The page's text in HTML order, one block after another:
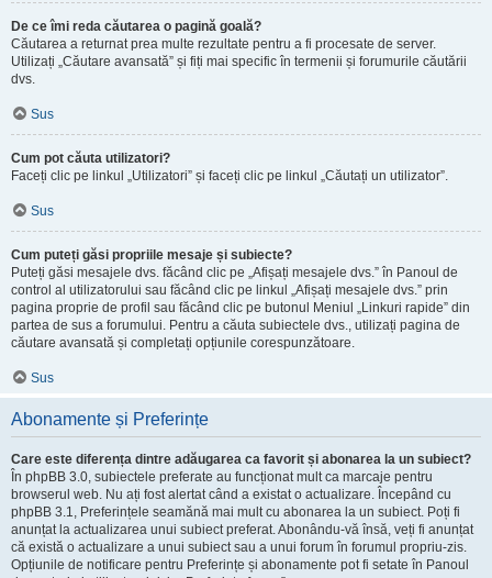
De ce îmi reda căutarea o pagină goală?
Căutarea a returnat prea multe rezultate pentru a fi procesate de server.
Utilizați „Căutare avansată” și fiți mai specific în termenii și forumurile căutării
dvs.
Sus
Cum pot căuta utilizatori?
Faceți clic pe linkul „Utilizatori” și faceți clic pe linkul „Căutați un utilizator”.
Sus
Cum puteți găsi propriile mesaje și subiecte?
Puteți găsi mesajele dvs. făcând clic pe „Afișați mesajele dvs.” în Panoul de
control al utilizatorului sau făcând clic pe linkul „Afișați mesajele dvs.” prin
pagina proprie de profil sau făcând clic pe butonul Meniul „Linkuri rapide” din
partea de sus a forumului. Pentru a căuta subiectele dvs., utilizați pagina de
căutare avansată și completați opțiunile corespunzătoare.
Sus
Abonamente și Preferințe
Care este diferența dintre adăugarea ca favorit și abonarea la un subiect?
În phpBB 3.0, subiectele preferate au funcționat mult ca marcaje pentru
browserul web. Nu ați fost alertat când a existat o actualizare. Începând cu
phpBB 3.1, Preferințele seamănă mai mult cu abonarea la un subiect. Poți fi
anunțat la actualizarea unui subiect preferat. Abonându-vă însă, veți fi anunțat
că există o actualizare a unui subiect sau a unui forum în forumul propriu-zis.
Opțiunile de notificare pentru Preferințe și abonamente pot fi setate în Panoul